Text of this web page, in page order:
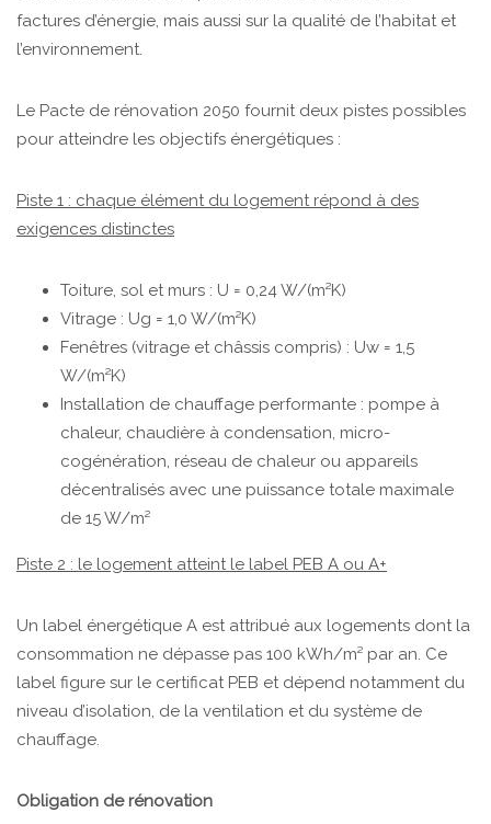
factures d’énergie, mais aussi sur la qualité de l’habitat et
l’environnement.
Le Pacte de rénovation 2050 fournit deux pistes possibles
pour atteindre les objectifs énergétiques :
Piste 1 : chaque élément du logement répond à des
exigences distinctes
Toiture, sol et murs : U = 0,24 W/(m²K)
Vitrage : Ug = 1,0 W/(m²K)
Fenêtres (vitrage et châssis compris) : Uw = 1,5
W/(m²K)
Installation de chauffage performante : pompe à
chaleur, chaudière à condensation, micro-
cogénération, réseau de chaleur ou appareils
décentralisés avec une puissance totale maximale
de 15 W/m²
Piste 2 : le logement atteint le label PEB A ou A+
Un label énergétique A est attribué aux logements dont la
consommation ne dépasse pas 100 kWh/m² par an. Ce
label figure sur le certificat PEB et dépend notamment du
niveau d’isolation, de la ventilation et du système de
chauffage.
Obligation de rénovation